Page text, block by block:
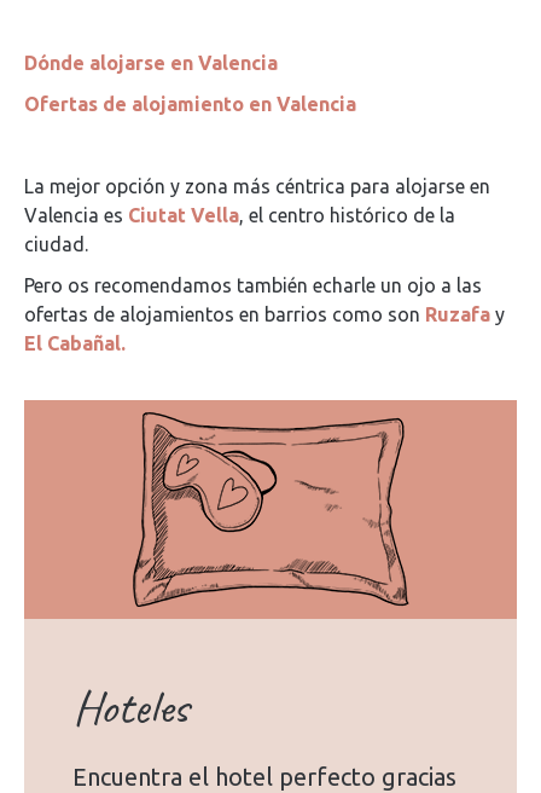
Dónde alojarse en Valencia
Ofertas de alojamiento en Valencia
La mejor opción y zona más céntrica para alojarse en
Valencia es Ciutat Vella , el centro histórico de la
ciudad.
Pero os recomendamos también echarle un ojo a las
ofertas de alojamientos en barrios como son Ruzafa y
El Cabañal.
Hoteles
Encuentra el hotel perfecto gracias